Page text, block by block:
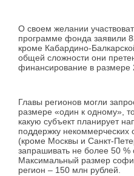
О своем желании
программе фонда заявили
кроме Кабардино-
общей сложности они
финансирование в размере
Главы регионов могли
размере «один к одному»,
какую субъект планирует
поддержку некоммерческих
(кроме Москвы и Санкт-
запрашивать не более 50 %
Максимальный размер
регион – 150 млн рублей.